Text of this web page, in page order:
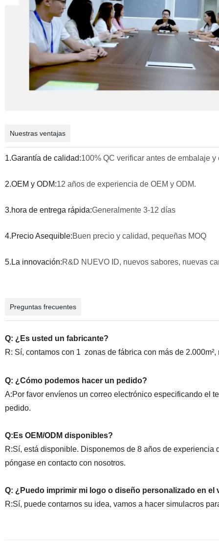
Nuestras ventajas
1.Garantía de calidad:100% QC verificar antes de embalaje y
2.OEM y ODM:12 años de experiencia de OEM y ODM.
3.hora de entrega rápida:Generalmente 3-12 días
4.Precio Asequible:Buen precio y calidad, pequeñas MOQ
5.La innovación:R&D NUEVO ID, nuevos sabores, nuevas
Preguntas frecuentes
Q: ¿Es usted un fabricante?
R: Sí, contamos con 1 zonas de fábrica con más de
Q: ¿Cómo podemos hacer un pedido?
A:Por favor envíenos un correo electrónico especificando el
pedido.
Q:Es OEM/ODM disponibles?
R:Sí, está disponible. Disponemos de 8 años de
póngase en contacto con nosotros.
Q: ¿Puedo imprimir mi logo o diseño personalizado en el
R:Sí, puede contarnos su idea, vamos a hacer simulacros